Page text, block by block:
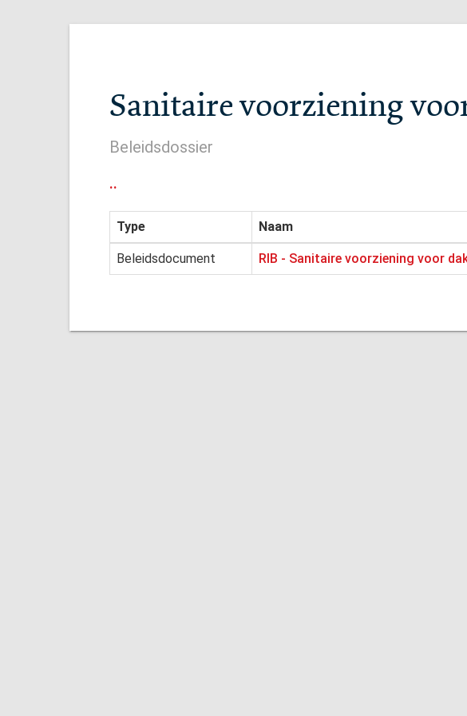
Sanitaire voorziening
Beleidsdossier
..
Type Naam
Beleidsdocument RIB - Sanitaire voorziening voor